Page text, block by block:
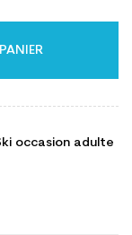
occasion adulte